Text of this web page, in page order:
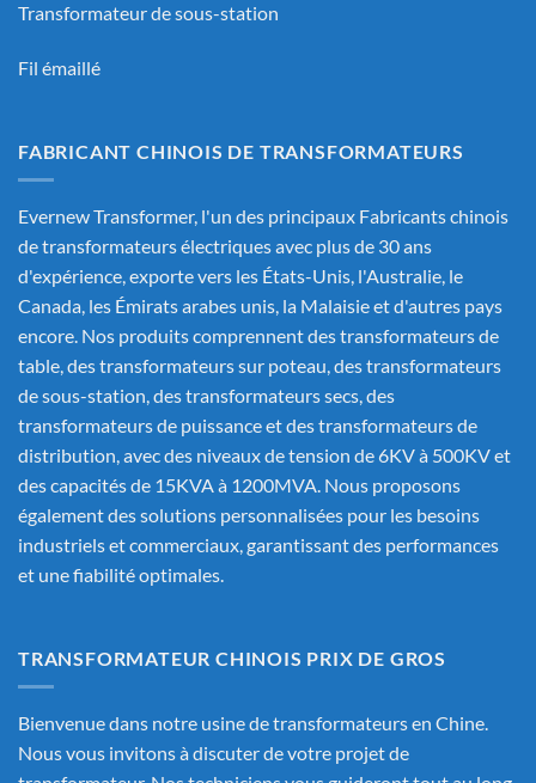
Transformateur de sous-station
Fil émaillé
FABRICANT CHINOIS DE TRANSFORMATEURS
Evernew Transformer, l'un des principaux Fabricants chinois
de transformateurs électriquesavec plus de 30 ans
d'expérience, exporte vers les États-Unis, l'Australie, le
Canada, les Émirats arabes unis, la Malaisie et d'autres pays
encore. Nos produits comprennent des transformateurs de
table, des transformateurs sur poteau, des transformateurs
de sous-station, des transformateurs secs, des
transformateurs de puissance et des transformateurs de
distribution, avec des niveaux de tension de 6KV à 500KV et
des capacités de 15KVA à 1200MVA. Nous proposons
également des solutions personnalisées pour les besoins
industriels et commerciaux, garantissant des performances
et une fiabilité optimales.
TRANSFORMATEUR CHINOIS PRIX DE GROS
Bienvenue dans notre usine de transformateurs en Chine.
Nous vous invitons à discuter de votre projet de